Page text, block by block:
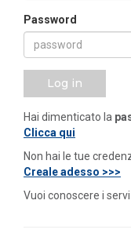
Password
Log in
Hai dimenticato la
Clicca qui
Non hai le tue
Creale adesso >>>
Vuoi conoscere i